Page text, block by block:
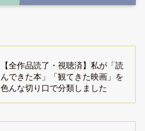
【全作品読了・視聴済】私が「読
んできた本」「観てきた映画」を
色んな切り口で分類しました